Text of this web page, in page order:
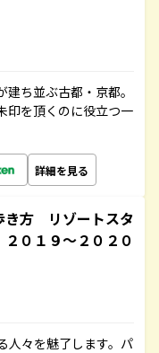
ち並ぶ古都・京都。
印を頂くのに役立つ一
詳細を見る
方 リゾートスタ
０１９～２０２０
人々を魅了します。パ